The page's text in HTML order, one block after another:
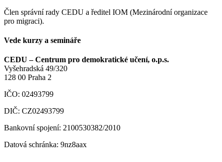
Člen správní rady CEDU a ředitel IOM (Mezinárodní organizace
pro migraci).
Vede kurzy a semináře
CEDU – Centrum pro demokratické učení, o.p.s.
Vyšehradská 49/320
128 00 Praha 2
IČO: 02493799
DIČ: CZ02493799
Bankovní spojení: 2100530382/2010
Datová schránka: 9nz8aax